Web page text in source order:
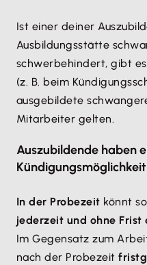
Ist einer deiner
Ausbildungsstätte
schwerbehindert, gibt
(z. B. beim
ausgebildete
Mitarbeiter gelten.
Auszubildende haben
Kündigungsmöglichkeit
In der Probezeit könnt
jederzeit und ohne
Im Gegensatz zum
nach der Probezeit